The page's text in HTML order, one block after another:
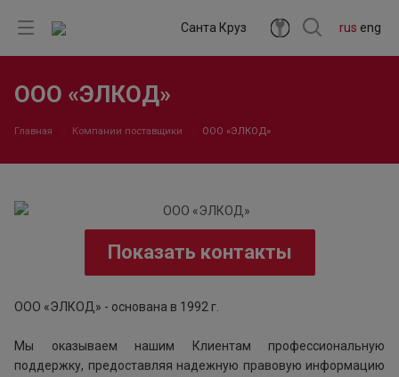
rus eng
Санта Круз
ООО «ЭЛКОД»
Главная Компании поставщики ООО «ЭЛКОД»
Показать контакты
ООО «ЭЛКОД» - основана в 1992 г.
Мы оказываем нашим Клиентам профессиональную
поддержку, предоставляя надежную правовую информацию